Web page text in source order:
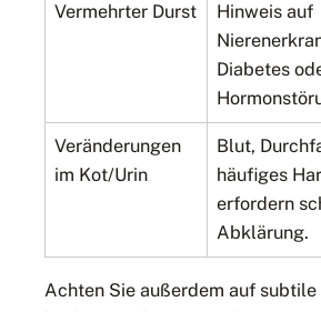
Vermehrter Durst
Hinweis auf
Diabetes
Veränderungen
im Kot/Urin
Blut,
häufiges
erfordern
Abklärung.
Achten Sie außerdem auf subtile